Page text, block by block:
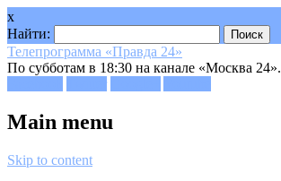
x
Найти:
Телепрограмма «Правда 24»
По субботам в 18:30 на канале «Москва 24».
Main menu
Skip to content